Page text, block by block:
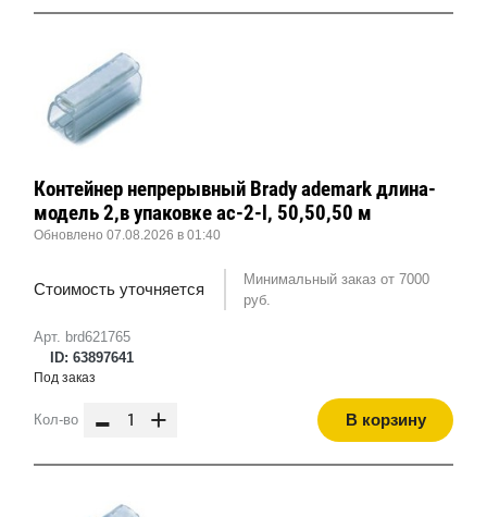
Арт. brd621765
ID: 63897641
Контейнер непрерывный Brady ademark длина-
модель 2,в упаковке ac-2-l, 50,50,50 м
Обновлено 07.08.2026 в 01:40
Стоимость уточняется
Минимальный заказ от 7000
руб.
Под заказ
Кол-во - + В корзину